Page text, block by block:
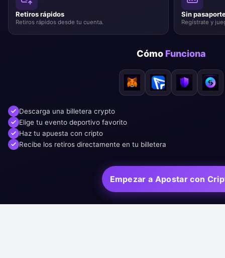
Retiros rápidos
Retiros rápidos desde tu cuenta.
Sin
Regístrate y
Cómo Funciona
Descarga una billetera crypto
Elige tu evento deportivo favorito
Haz tu apuesta con cripto
Recibe los retiros directamente en tu billetera
Empezar a Apostar con